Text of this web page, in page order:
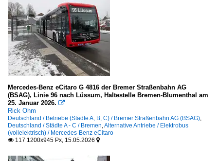
Mercedes-Benz eCitaro G 4816 der Bremer Straßenbahn AG
(BSAG), Linie 96 nach Lüssum, Haltestelle Bremen-Blumenthal am
25. Januar 2026. 
Rick Ohm
Deutschland / Betriebe (Städte A, B, C) / Bremer Straßenbahn AG (BSAG)
Deutschland / Städte A - C / Bremen Alternative Antriebe / Elektrobus
(vollelektrisch) / Mercedes-Benz eCitaro
 117 1200x945 Px, 15.05.2026 